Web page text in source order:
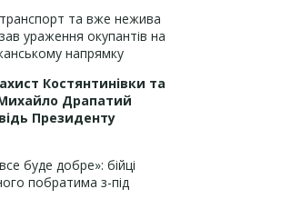
та вже нежива
ураження окупантів на
напрямку
Костянтинівки та
Драпатий
Президенту
буде добре»: бійці
побратима з-під